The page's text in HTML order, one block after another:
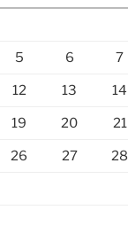
5 6 7
12 13 14
19 20 21
26 27 28